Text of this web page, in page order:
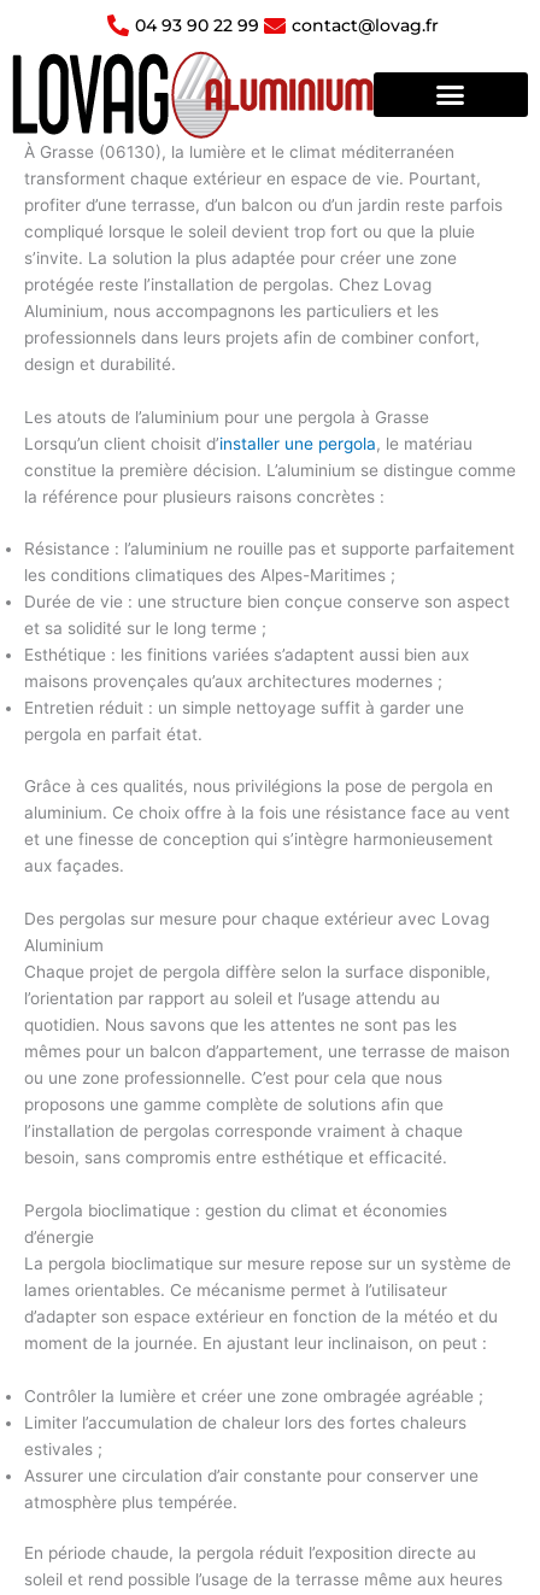
contenu
04 93 90 22 99 contact@lovag.fr
À Grasse (06130), la lumière et le climat méditerranéen
transforment chaque extérieur en espace de vie. Pourtant,
profiter d’une terrasse, d’un balcon ou d’un jardin reste parfois
compliqué lorsque le soleil devient trop fort ou que la pluie
s’invite. La solution la plus adaptée pour créer une zone
protégée reste l’installation de pergolas. Chez Lovag
Aluminium, nous accompagnons les particuliers et les
professionnels dans leurs projets afin de combiner confort,
design et durabilité.
Les atouts de l’aluminium pour une pergola à Grasse
Lorsqu’un client choisit d’installer une pergola, le matériau
constitue la première décision. L’aluminium se distingue comme
la référence pour plusieurs raisons concrètes :
Résistance : l’aluminium ne rouille pas et supporte parfaitement
les conditions climatiques des Alpes-Maritimes ;
Durée de vie : une structure bien conçue conserve son aspect
et sa solidité sur le long terme ;
Esthétique : les finitions variées s’adaptent aussi bien aux
maisons provençales qu’aux architectures modernes ;
Entretien réduit : un simple nettoyage suffit à garder une
pergola en parfait état.
Grâce à ces qualités, nous privilégions la pose de pergola en
aluminium. Ce choix offre à la fois une résistance face au vent
et une finesse de conception qui s’intègre harmonieusement
aux façades.
Des pergolas sur mesure pour chaque extérieur avec Lovag
Aluminium
Chaque projet de pergola diffère selon la surface disponible,
l’orientation par rapport au soleil et l’usage attendu au
quotidien. Nous savons que les attentes ne sont pas les
mêmes pour un balcon d’appartement, une terrasse de maison
ou une zone professionnelle. C’est pour cela que nous
proposons une gamme complète de solutions afin que
l’installation de pergolas corresponde vraiment à chaque
besoin, sans compromis entre esthétique et efficacité.
Pergola bioclimatique : gestion du climat et économies
d’énergie
La pergola bioclimatique sur mesure repose sur un système de
lames orientables. Ce mécanisme permet à l’utilisateur
d’adapter son espace extérieur en fonction de la météo et du
moment de la journée. En ajustant leur inclinaison, on peut :
Contrôler la lumière et créer une zone ombragée agréable ;
Limiter l’accumulation de chaleur lors des fortes chaleurs
estivales ;
Assurer une circulation d’air constante pour conserver une
atmosphère plus tempérée.
En période chaude, la pergola réduit l’exposition directe au
soleil et rend possible l’usage de la terrasse même aux heures